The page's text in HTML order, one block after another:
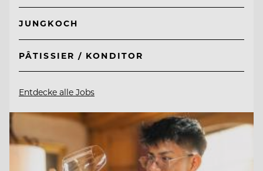
JUNGKOCH
PÂTISSIER / KONDITOR
Entdecke alle Jobs